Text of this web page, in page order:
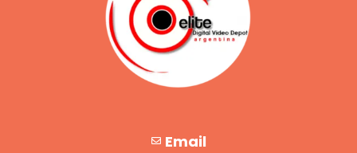
Email